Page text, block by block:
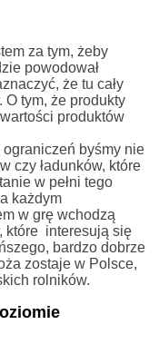
za tym, żeby
powodował
że tu cały
O tym, że produkty
produktów
byśmy nie
czy ładunków, które
w pełni tego
każdym
w grę wchodzą
które interesują się
bardzo dobrze
zostaje w Polsce,
rolników.